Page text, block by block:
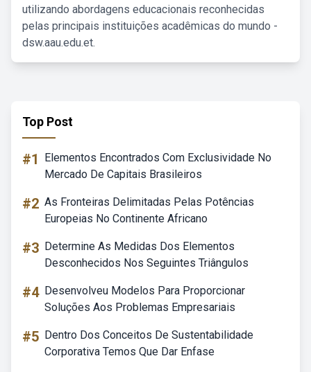
utilizando abordagens educacionais reconhecidas
pelas principais instituições acadêmicas do mundo -
dsw.aau.edu.et.
Top Post
#1
Elementos Encontrados Com Exclusividade No
Mercado De Capitais Brasileiros
#2 As Fronteiras Delimitadas Pelas Potências
Europeias No Continente Africano
#3 Determine As Medidas Dos Elementos
Desconhecidos Nos Seguintes Triângulos
#4 Desenvolveu Modelos Para Proporcionar
Soluções Aos Problemas Empresariais
#5 Dentro Dos Conceitos De Sustentabilidade
Corporativa Temos Que Dar Enfase